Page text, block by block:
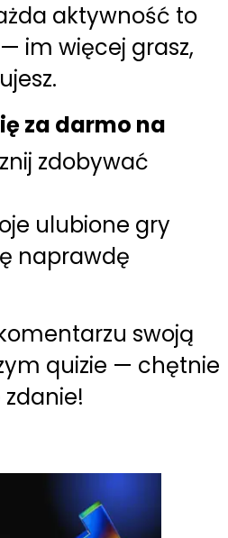
aktywność to
im więcej grasz,
za darmo na
zdobywać
ulubione gry
naprawdę
swoją
quizie — chętnie